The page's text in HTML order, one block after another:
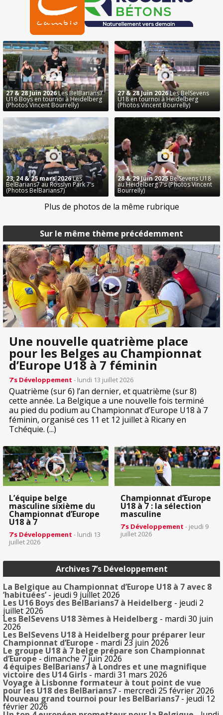
Sur le même thème précédemment
Une nouvelle quatrième place
pour les Belges au Championnat
d’Europe U18 à 7 féminin
7’s Développement - lundi 13 juillet 2026
Quatrième (sur 6) l’an dernier, et quatrième (sur 8)
cette année. La Belgique a une nouvelle fois terminé
au pied du podium au Championnat d’Europe U18 à 7
féminin, organisé ces 11 et 12 juillet à Ricany en
Tchéquie. (...)
L’équipe belge
masculine sixième du
Championnat d’Europe
U18 à 7
7’s Développement - lundi 13
juillet 2026
Championnat d’Europe
U18 à 7 : la sélection
masculine
7’s Développement - jeudi 9
juillet 2026
Archives 7’s Développement
La Belgique au Championnat d’Europe U18 à 7 avec 8
’habituées’- jeudi 9 juillet 2026
Les U16 Boys des BelBarians7 à Heidelberg - jeudi 2
juillet 2026
Les BelSevens U18 3èmes à Heidelberg - mardi 30 juin
2026
Les BelSevens U18 à Heidelberg pour préparer leur
Championnat d’Europe - mardi 23 juin 2026
Le groupe U18 à 7 belge prépare son Championnat
d’Europe - dimanche 7 juin 2026
4 équipes BelBarians7 à Londres et une magnifique
victoire des U14 Girls - mardi 31 mars 2026
Voyage à Lisbonne formateur à tout point de vue
pour les U18 des BelBarians7 - mercredi 25 février 2026
Nouveau grand tournoi pour les BelBarians7 - jeudi 12
février 2026
27 & 28 Juin 2026Les BelBarians7
U16 Boys en tournoi à Heidelberg
(Photos Vincent Bourrelly)
27 & 28 Juin 2026Les BelSevens
U18 en tournoi à Heidelberg
(Photos Vincent Bourrelly)
23, 24 & 25 mars 2026Les
BelBarians7 au Rosslyn Park 7’s
(Photos BelBarians7)
28 & 29 Juin 2025BelSevens U18
au Heidelberg 7’s (Photos Vincent
Bourrelly)
Plus de photos de la même rubrique